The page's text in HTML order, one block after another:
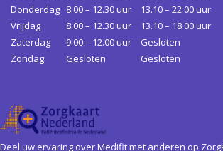
Donderdag 8.00 – 12.30 uur
13.10 – 22.00 uur
Vrijdag
8.00 – 12.30 uur
13.10 – 18.00 uur
Zaterdag
9.00 – 12.00 uur
Gesloten
Zondag
Gesloten Gesloten
Deel uw ervaring over Medifit met anderen op